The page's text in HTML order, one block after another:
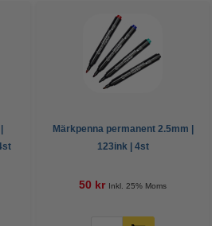
Märkpenna permanent 2.5mm |
123ink | 4st
50 kr Inkl. 25% Moms